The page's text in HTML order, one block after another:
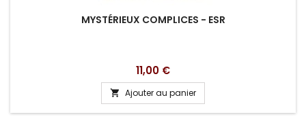
MYSTÉRIEUX COMPLICES - ESR
Prix
11,00 €
 Ajouter au panier